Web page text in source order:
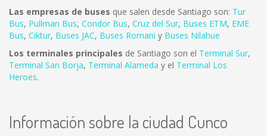
Las empresas de buses que salen desde Santiago son: Tur
Bus, Pullman Bus, Condor Bus, Cruz del Sur, Buses ETM, EME
Bus, Ciktur, Buses JAC, Buses Romani y Buses Nilahue
Los terminales principales de Santiago son el Terminal Sur,
Terminal San Borja, Terminal Alameda y el Terminal Los
Heroes.
Información sobre la ciudad Cunco